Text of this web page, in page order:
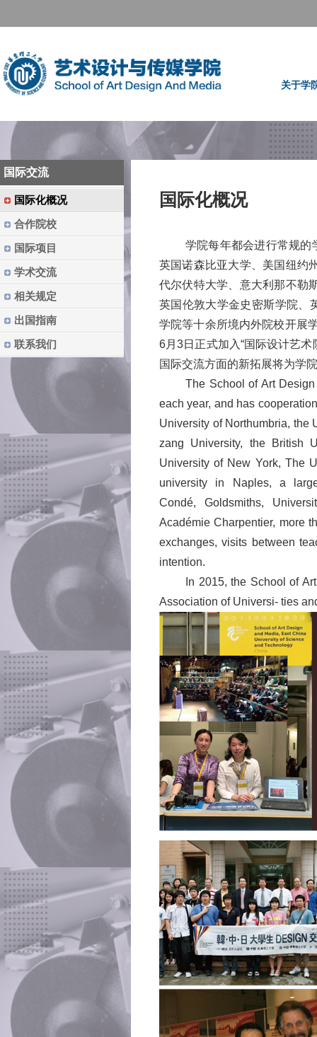
关于学
国际交流
国际化概况
合作院校
国际项目
学术交流
相关规定
出国指南
联系我们
国际化概况
学院每年都会进行常规的
英国诺森比亚大学、美国纽约
代尔伏特大学、意大利那不勒
英国伦敦大学金史密斯学院、
学院等十余所境内外院校开展
6月3日正式加入“国际设计艺术
国际交流方面的新拓展将为学
The School of Art
each year, and has
University of Northumbria, the
zang University, the British
University of New York, The
university in Naples, a
Condé, Goldsmiths,
Académie Charpentier, more
exchanges, visits between
intention.
In 2015, the School of
Association of Universi- ties